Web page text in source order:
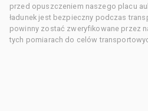
przed opuszczeniem naszego placu
ładunek jest bezpieczny podczas
powinny zostać zweryfikowane przez
tych pomiarach do celów